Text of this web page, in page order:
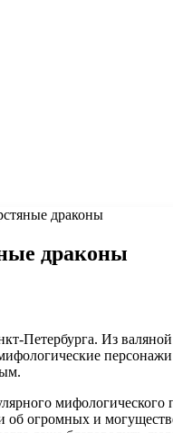
драконы
драконы
Петербурга. Из
об огромных и